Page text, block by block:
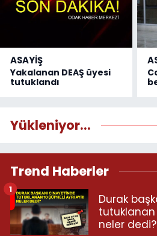
ASAYİŞ
Yakalanan DEAŞ üyesi
tutuklandı
Yükleniyor...
Trend Haberler
Durak
tutuklanan
neler dedi?
1